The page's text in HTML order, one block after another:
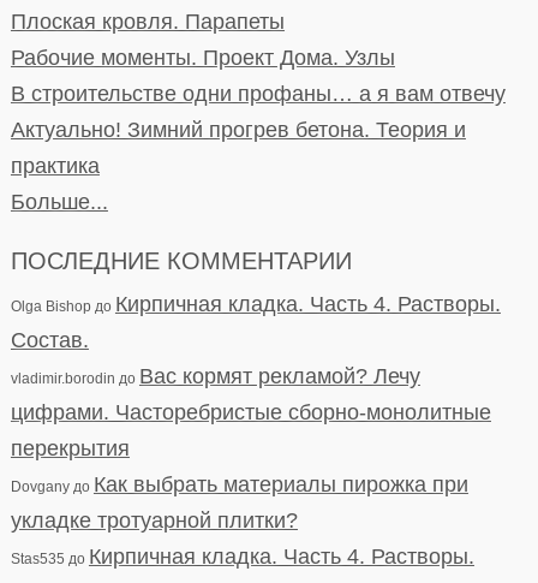
Плоская кровля. Парапеты
Рабочие моменты. Проект Дома. Узлы
В строительстве одни профаны… а я вам отвечу
Актуально! Зимний прогрев бетона. Теория и
практика
Больше...
ПОСЛЕДНИЕ КОММЕНТАРИИ
Olga Bishopдо Кирпичная кладка. Часть 4. Растворы.
Состав.
vladimir.borodin до Вас кормят рекламой? Лечу
цифрами. Часторебристые сборно-монолитные
перекрытия
Dovganyдо Как выбрать материалы пирожка при
укладке тротуарной плитки?
Stas535 до Кирпичная кладка. Часть 4. Растворы.